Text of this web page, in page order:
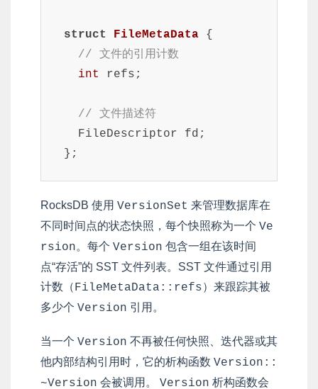
struct FileMetaData {
// 文件的引用计数
int refs;
// 文件描述符
};
RocksDB 使用 VersionSet 来管理数据库在
不同时间点的状态快照，每个快照称为一个 Ve
rsion。每个 Version 包含一组在该时间
点“存活”的 SST 文件列表。SST 文件通过引用
计数（FileMetaData::refs）来跟踪其被
多少个 Version 引用。
当一个 Version 不再被任何快照、迭代器或其
他内部结构引用时，它的析构函数 Version::
~Version 会被调用。 Version 析构函数会